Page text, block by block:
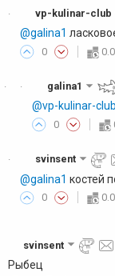
· vp-kulinar-club
@galina1
0
·
· galina1
@vp-kulinar-club
0
· svinsent
@galina1 костей
0
svinsent
Рыбец